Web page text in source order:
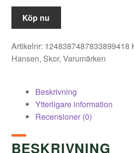
Köp nu
Artikelnr: 1248387487833899418
Hansen, Skor, Varumärken
Beskrivning
Ytterligare information
Recensioner (0)
BESKRIVNING